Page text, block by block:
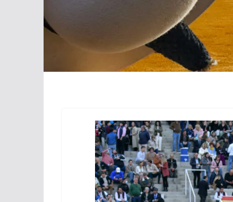
ACTUALITÉS TAURINES